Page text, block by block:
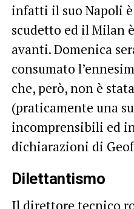
infatti il suo Napoli è
scudetto ed il Milan
avanti. Domenica
consumato
che, però, non è
(praticamente una
incomprensibili ed
dichiarazioni di
Dilettantismo
Il direttore tecnico